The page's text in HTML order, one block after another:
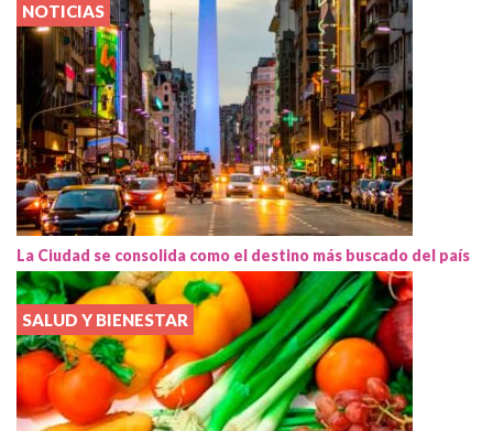
NOTICIAS
La Ciudad se consolida como el destino más buscado del país
SALUD Y BIENESTAR